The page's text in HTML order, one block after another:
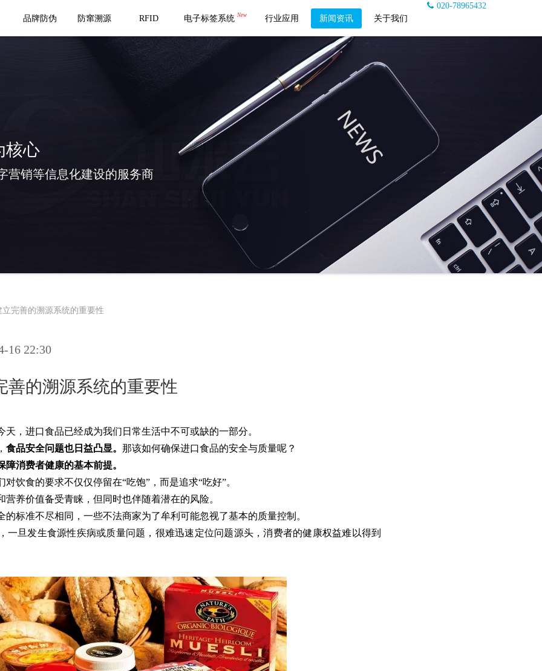
020-78965432
品牌防伪
防窜溯源 RFID 电子标签系统 New 行业应用 新闻资讯 关于我们
核心
营销等信息化建设的服务商
完善的溯源系统的重要性
16 22:30
善的溯源系统的重要性
天，进口食品已经成为我们日常生活中不可或缺的一部分。
食品安全问题也日益凸显。 那该如何确保进口食品的安全与质量呢？
消费者健康的基本前提。
饮食的要求不仅仅停留在“吃饱”，而是追求“吃好”。
养价值备受青睐，但同时也伴随着潜在的风险。
的标准不尽相同，一些不法商家为了牟利可能忽视了基本的质量控制。
一旦发生食源性疾病或质量问题，很难迅速定位问题源头，消费者的健康权益难以得到